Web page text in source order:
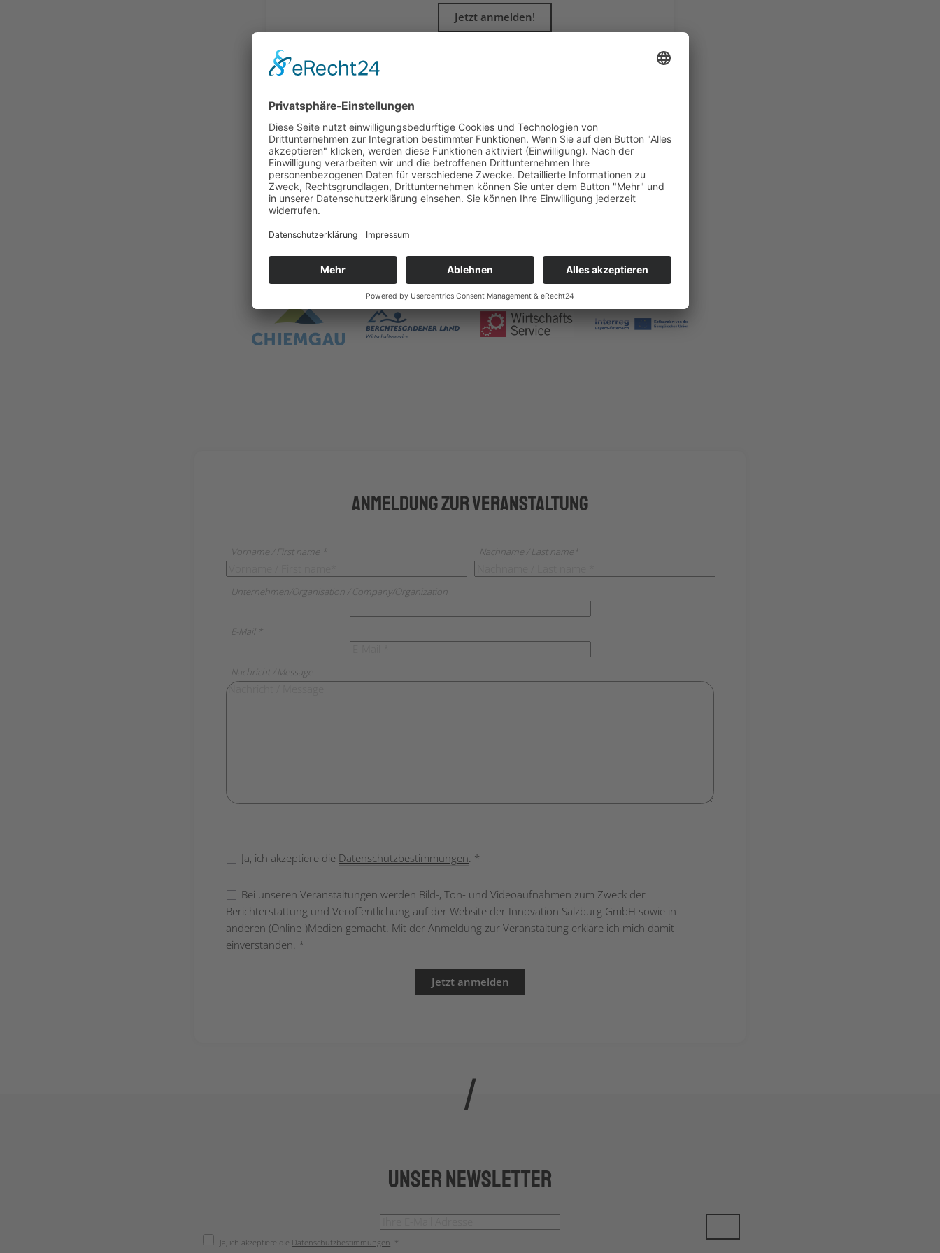
Jetzt anmelden!
Partner
Anmeldung zur Veranstaltung
Vorname / First name * Nachname / Last name*
Unternehmen/Organisation / Company/Organization
E-Mail *
Nachricht / Message
Bitte lasse dieses Feld leer.
Ja, ich akzeptiere die Datenschutzbestimmungen. *
Bei unseren Veranstaltungen werden Bild-, Ton- und Videoaufnahmen zum Zweck der
Berichterstattung und Veröffentlichung auf der Website der Innovation Salzburg GmbH sowie in
anderen (Online-)Medien gemacht. Mit der Anmeldung zur Veranstaltung erkläre ich mich damit
einverstanden. *
Unser Newsletter
Ja, ich akzeptiere die Datenschutzbestimmungen . *